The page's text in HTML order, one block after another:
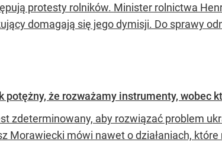
protesty rolników. Minister rolnictwa
domagają się jego dymisji. Do sprawy
potężny, że rozważamy instrumenty, wobec
zdeterminowany, aby rozwiązać problem
Morawiecki mówi nawet o działaniach,